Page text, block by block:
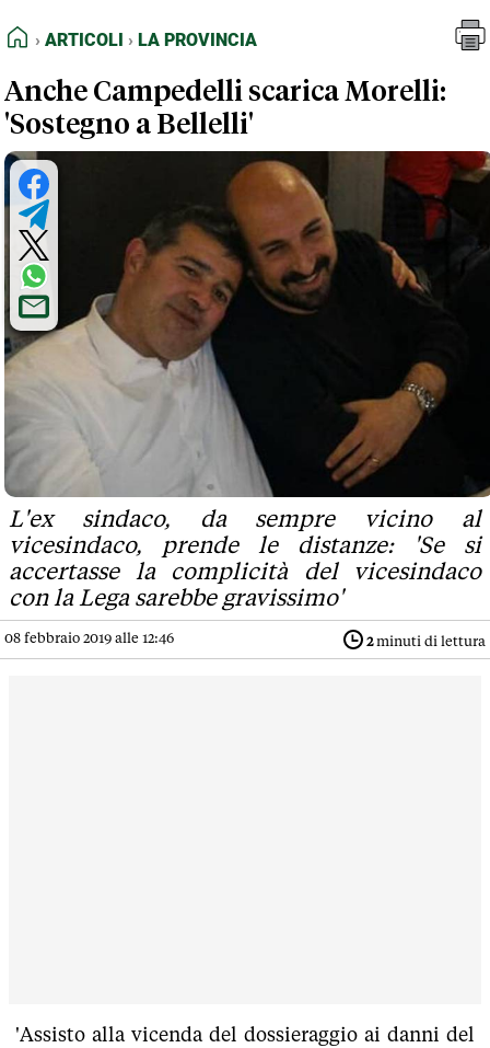
FEED RSS
NORMATIVE DEONTOLOGICHE
TERMINI e CONDIZIONI
Articoli
La Provincia
HOME
ARTICOLI LA PROVINCIA
Anche Campedelli scarica Morelli:
'Sostegno a Bellelli'
L'ex sindaco, da sempre vicino al
vicesindaco, prende le distanze: 'Se si
accertasse la complicità del vicesindaco
con la Lega sarebbe gravissimo'
08 febbraio 2019 alle 12:46 2minuti di lettura
'Assisto alla vicenda del dossieraggio ai danni del